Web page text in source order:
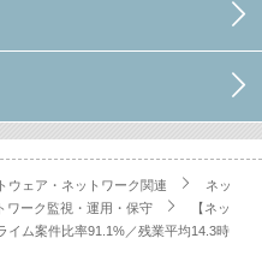
ウェア・ネットワーク関連
ネッ
ワーク監視・運用・保守
【ネッ
イム案件比率91.1%／残業平均14.3時